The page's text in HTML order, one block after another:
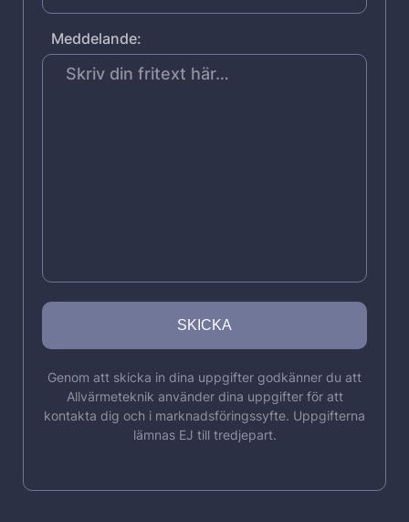
Meddelande:
Genom att skicka in dina uppgifter godkänner du att
Allvärmeteknik använder dina uppgifter för att
kontakta dig och i marknadsföringssyfte. Uppgifterna
lämnas EJ till tredjepart.